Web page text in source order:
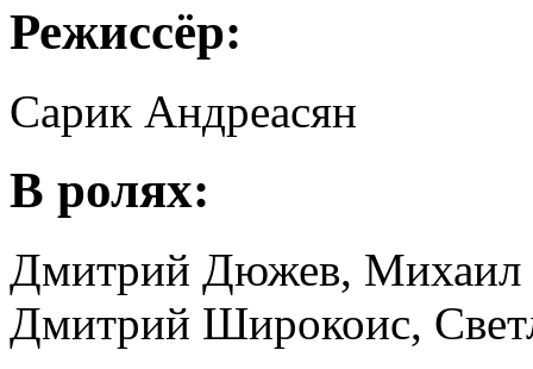
Режиссёр:
Сарик Андреасян
В ролях:
Дмитрий Дюжев, Михаил
Дмитрий Широкоис,